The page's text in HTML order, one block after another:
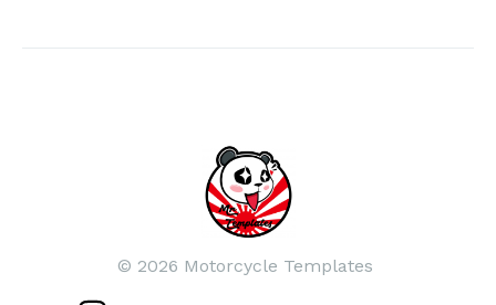
© 2026 Motorcycle Templates